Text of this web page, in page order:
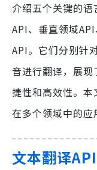
介绍五个关键的
API、垂直领域
API。它们分别针
音进行翻译，展
捷性和高效性。
在多个领域中的应
文本翻译API